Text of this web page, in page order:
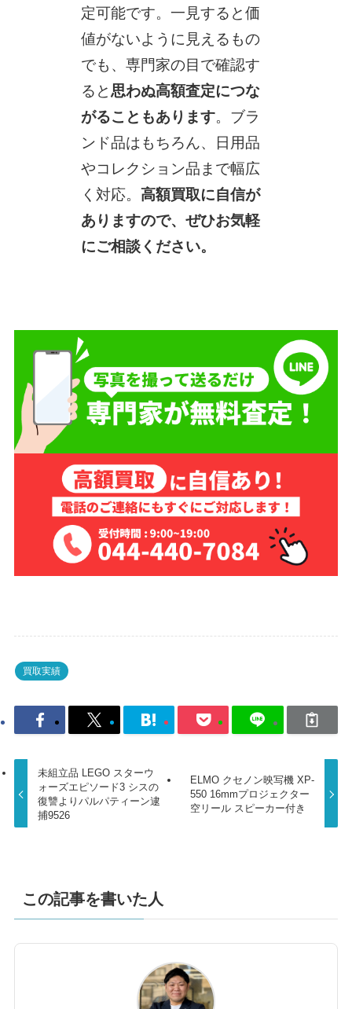
定可能です。一見すると価
値がないように見えるもの
でも、専門家の目で確認す
ると 思わぬ高額査定につな
がることもあります。ブラ
ンド品はもちろん、日用品
やコレクション品まで幅広
く対応。 高額買取に自信が
ありますので、ぜひお気軽
にご相談ください。
買取実績
未組立品 LEGO スターウ
ォーズエピソード3 シスの
復讐よりパルパティーン逮
捕9526
ELMO クセノン映写機 XP-
550 16mmプロジェクター
空リール スピーカー付き
この記事を書いた人